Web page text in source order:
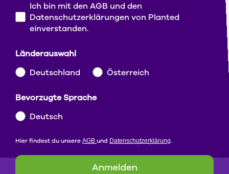
Ich bin mit den AGB und den
Datenschutzerklärungen von Planted
einverstanden.
Länderauswahl
Deutschland
Österreich
Bevorzugte Sprache
Deutsch
Hier findest du unsere AGB und Datenschutzerklärung.
Anmelden